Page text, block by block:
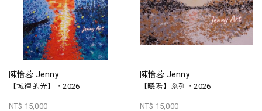
陳怡蓉 Jenny
【城裡的光】，2026
NT$ 15,000
陳怡蓉 Jenny
【曦陽】系列，2026
NT$ 15,000